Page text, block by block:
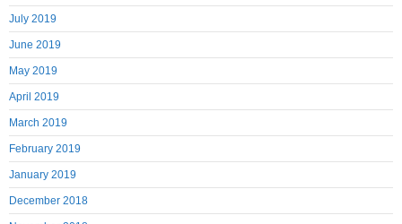
July 2019
June 2019
May 2019
April 2019
March 2019
February 2019
January 2019
December 2018